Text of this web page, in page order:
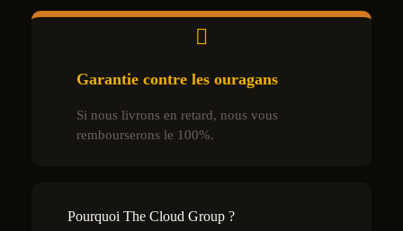
Garantie contre les ouragans
Si nous livrons en retard, nous vous
rembourserons le 100%.
Pourquoi The Cloud Group ?